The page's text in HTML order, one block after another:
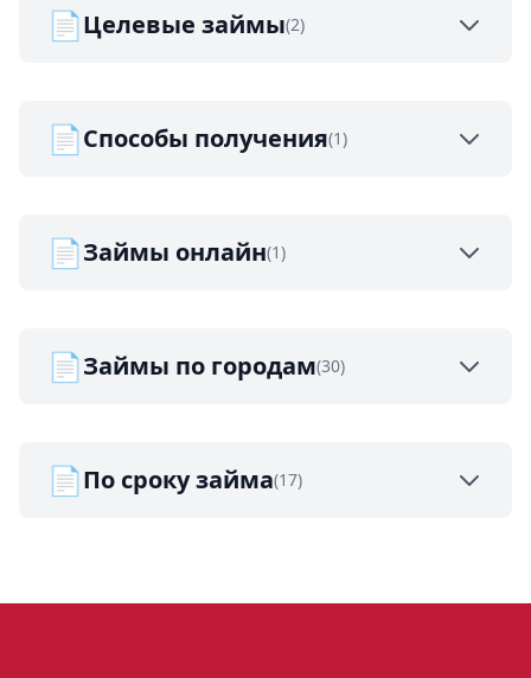
📄Целевые займы(2)
📄Способы получения(1)
📄Займы онлайн(1)
📄Займы по городам(30)
📄По сроку займа(17)